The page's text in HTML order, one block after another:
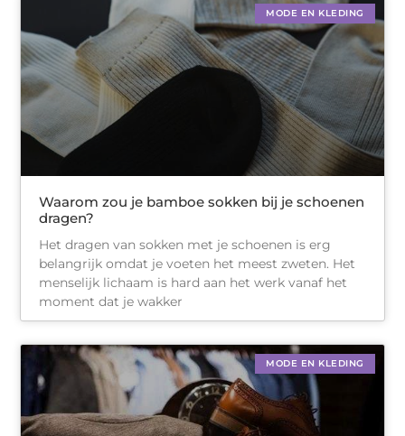
MODE EN KLEDING
Waarom zou je bamboe sokken bij je schoenen
dragen?
Het dragen van sokken met je schoenen is erg
belangrijk omdat je voeten het meest zweten. Het
menselijk lichaam is hard aan het werk vanaf het
moment dat je wakker
MODE EN KLEDING